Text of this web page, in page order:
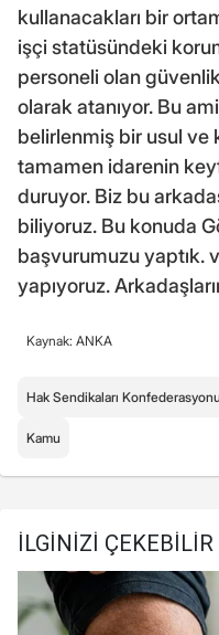
kullanacakları bir
işçi statüsündeki
personeli olan
olarak atanıyor. Bu
belirlenmiş bir usul ve
tamamen idarenin
duruyor. Biz bu
biliyoruz. Bu konuda
başvurumuzu yaptık.
yapıyoruz.
Kaynak: ANKA
Hak Sendikaları Konfederasyonu
Kamu